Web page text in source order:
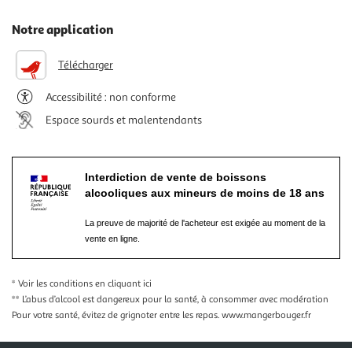
Notre application
Télécharger
Accessibilité : non conforme
Espace sourds et malentendants
Interdiction de vente de boissons
alcooliques aux mineurs de moins de 18 ans
La preuve de majorité de l'acheteur est exigée au moment de la
vente en ligne.
* Voir les conditions en cliquant ici
** L’abus d’alcool est dangereux pour la santé, à consommer avec modération
Pour votre santé, évitez de grignoter entre les repas. www.mangerbouger.fr